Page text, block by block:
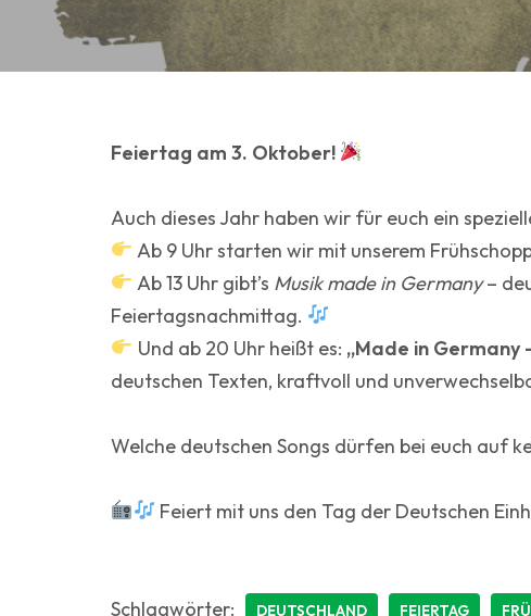
Feiertag am 3. Oktober!
Auch dieses Jahr haben wir für euch ein
Ab 9 Uhr starten wir mit unserem
Ab 13 Uhr gibt’s Musik made in Germany–
Feiertagsnachmittag.
Und ab 20 Uhr heißt es: „Made in Germany
deutschen Texten, kraftvoll und
Welche deutschen Songs dürfen bei euch auf
Feiert mit uns den Tag der Deutschen
Schlagwörter: DEUTSCHLAND FEIERTAG